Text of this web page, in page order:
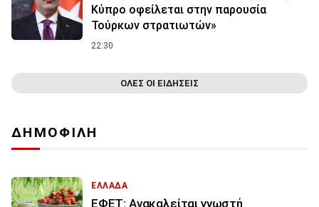
Κύπρο οφείλεται στην παρουσία
Τούρκων στρατιωτών»
22:30
ΟΛΕΣ ΟΙ ΕΙΔΗΣΕΙΣ
ΔΗΜΟΦΙΛΗ
ΕΛΛΑΔΑ
ΕΦΕΤ: Ανακαλείται γνωστή